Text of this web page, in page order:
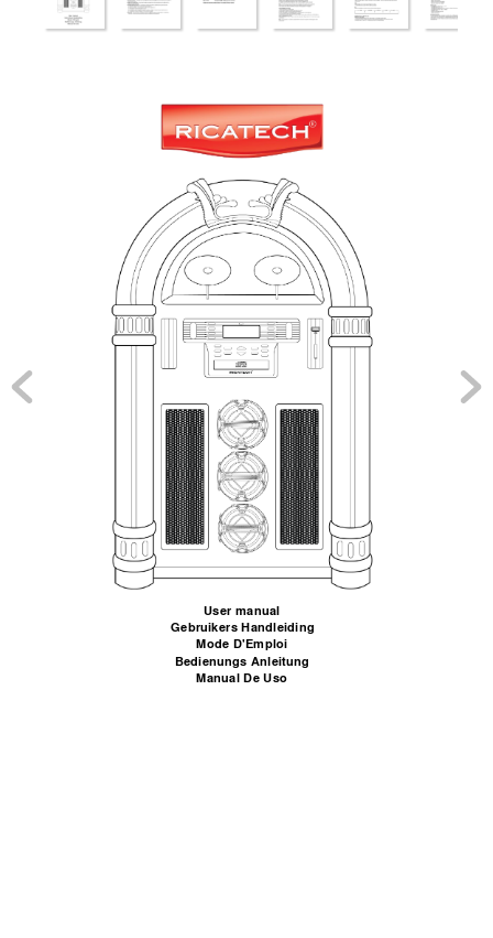
User manual
Gebruikers Handleiding
Mode D'Emploi
Bedienungs Anleitung
Manual De Uso